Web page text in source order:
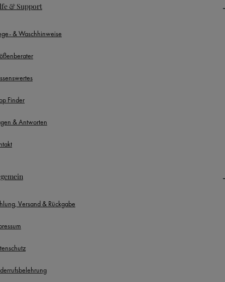
& Support
& Waschhinweise
Finder
& Antworten
Versand & Rückgabe